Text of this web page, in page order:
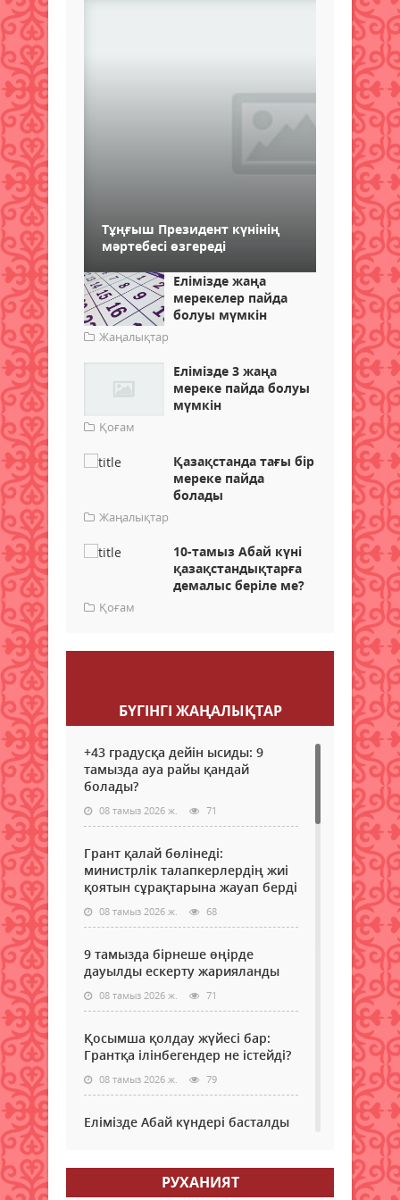
Тұңғыш Президент күнінің
мәртебесі өзгереді
Елімізде жаңа
мерекелер пайда
болуы мүмкін
Жаңалықтар
Елімізде 3 жаңа
мереке пайда болуы
мүмкін
Қоғам
Қазақстанда тағы бір
мереке пайда
болады
Жаңалықтар
10-тамыз Абай күні
қазақстандықтарға
демалыс беріле ме?
Қоғам
БҮГІНГI ЖАҢАЛЫҚТАР
+43 градусқа дейін ысиды: 9
тамызда ауа райы қандай
болады?
08 тамыз 2026 ж. 71
Грант қалай бөлінеді:
министрлік талапкерлердің жиі
қоятын сұрақтарына жауап берді
08 тамыз 2026 ж. 68
9 тамызда бірнеше өңірде
дауылды ескерту жарияланды
08 тамыз 2026 ж. 71
Қосымша қолдау жүйесі бар:
Грантқа ілінбегендер не істейді?
08 тамыз 2026 ж. 79
Елімізде Абай күндері басталды
Қызылордада “Жасыл ел“ еңбек
РУХАНИЯТ